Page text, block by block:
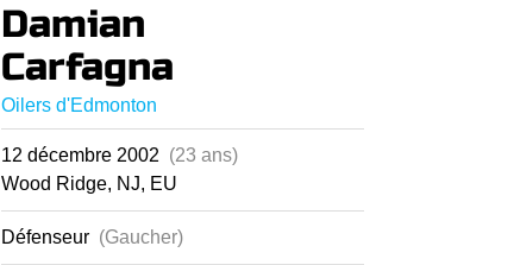
Damian
Carfagna
Oilers d'Edmonton
12 décembre 2002 (23 ans)
Wood Ridge, NJ, EU
Défenseur (Gaucher)